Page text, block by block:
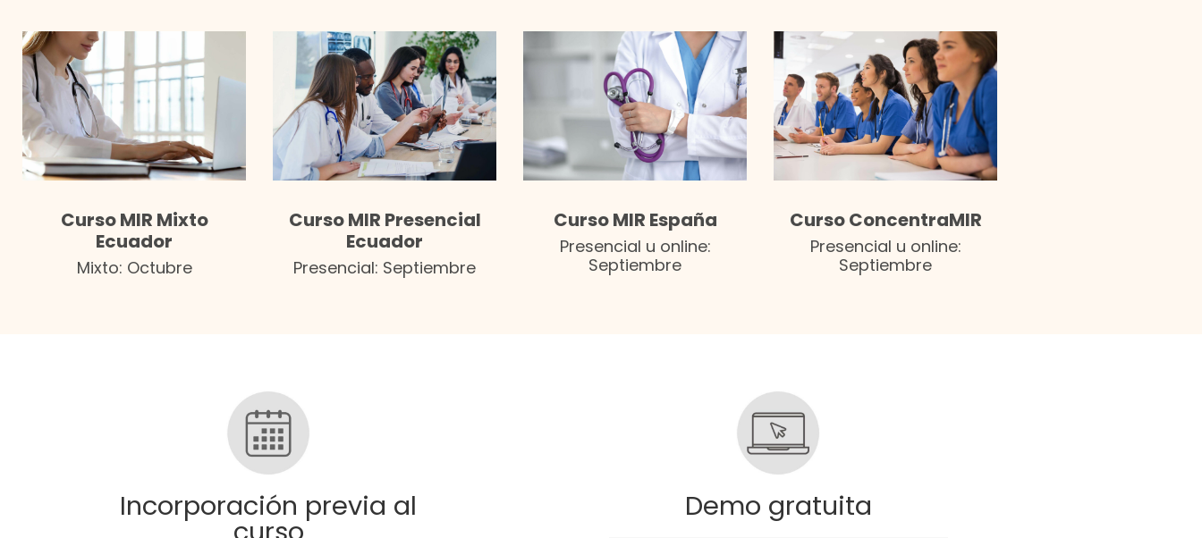
Curso MIR Mixto
Ecuador
Mixto: Octubre
Curso MIR Presencial
Ecuador
Presencial: Septiembre
Curso MIR España
Presencial u online:
Septiembre
Curso ConcentraMIR
Presencial u online:
Septiembre
Incorporación previa al Demo gratuita